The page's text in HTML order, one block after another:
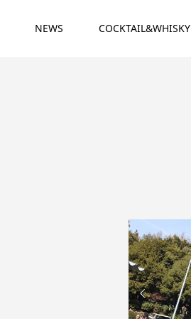
NEWS COCKTAIL&WHISKY
